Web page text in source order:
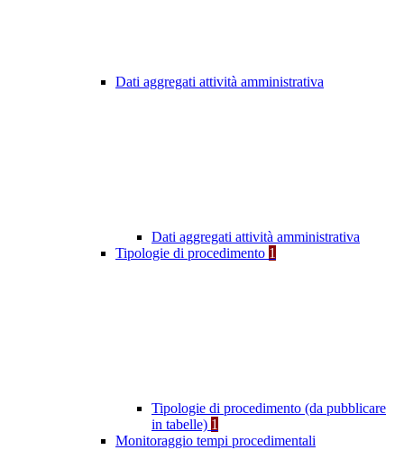
Dati aggregati attività amministrativa
Dati aggregati attività amministrativa
Tipologie di procedimento 1
Tipologie di procedimento (da pubblicare
in tabelle) 1
Monitoraggio tempi procedimentali